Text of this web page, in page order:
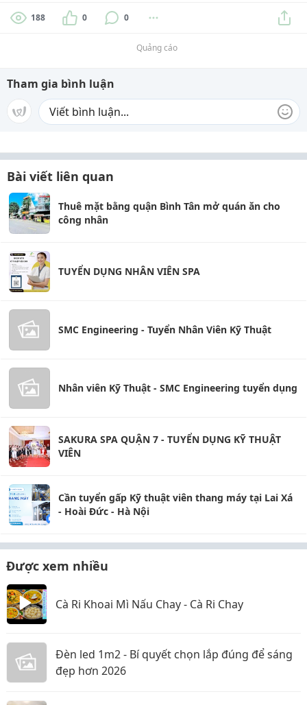
188 0 0
Quảng cáo
Tham gia bình luận
Bài viết liên quan
Thuê mặt bằng quận Bình Tân mở quán ăn cho
công nhân
TUYỂN DỤNG NHÂN VIÊN SPA
SMC Engineering - Tuyển Nhân Viên Kỹ Thuật
Nhân viên Kỹ Thuật - SMC Engineering tuyển dụng
SAKURA SPA QUẬN 7 - TUYỂN DỤNG KỸ THUẬT
VIÊN
Cần tuyển gấp Kỹ thuật viên thang máy tại Lai Xá
- Hoài Đức - Hà Nội
Được xem nhiều
Cà Ri Khoai Mì Nấu Chay - Cà Ri Chay
Đèn led 1m2 - Bí quyết chọn lắp đúng để sáng
đẹp hơn 2026